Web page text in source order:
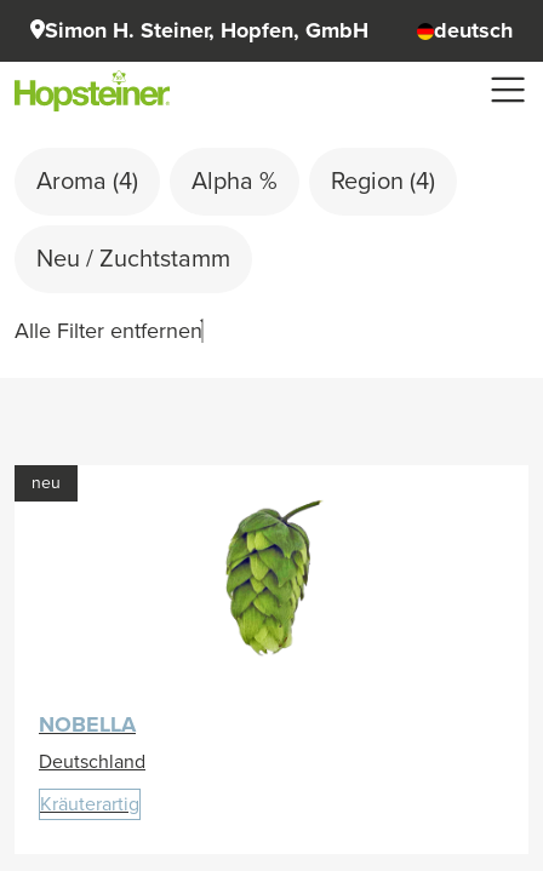
Simon H. Steiner, Hopfen, GmbH deutsch
Aroma (4) Alpha % Region (4)
Neu / Zuchtstamm
Alle Filter entfernen
neu
NOBELLA
Deutschland
Kräuterartig